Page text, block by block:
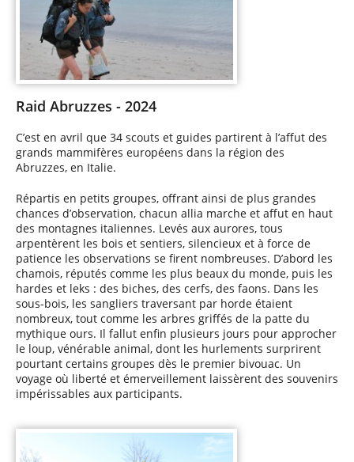
Raid Abruzzes - 2024
C’est en avril que 34 scouts et guides partirent à l’affut des
grands mammifères européens dans la région des
Abruzzes, en Italie.
Répartis en petits groupes, offrant ainsi de plus grandes
chances d’observation, chacun allia marche et affut en haut
des montagnes italiennes. Levés aux aurores, tous
arpentèrent les bois et sentiers, silencieux et à force de
patience les observations se firent nombreuses. D’abord les
chamois, réputés comme les plus beaux du monde, puis les
hardes et leks : des biches, des cerfs, des faons. Dans les
sous-bois, les sangliers traversant par horde étaient
nombreux, tout comme les arbres griffés de la patte du
mythique ours. Il fallut enfin plusieurs jours pour approcher
le loup, vénérable animal, dont les hurlements surprirent
pourtant certains groupes dès le premier bivouac. Un
voyage où liberté et émerveillement laissèrent des souvenirs
impérissables aux participants.